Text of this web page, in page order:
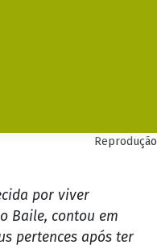
Reprodução
por viver
Baile, contou em
pertences após ter